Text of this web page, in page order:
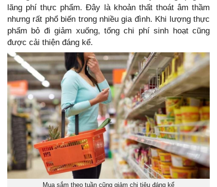
lãng phí thực phẩm. Đây là khoản thất thoát âm thầm
nhưng rất phổ biến trong nhiều gia đình. Khi lượng thực
phẩm bỏ đi giảm xuống, tổng chi phí sinh hoạt cũng
được cải thiện đáng kể.
Mua sắm theo tuần cũng giảm chi tiêu đáng kể